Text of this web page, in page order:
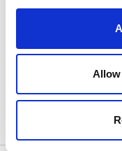
Allow
View more